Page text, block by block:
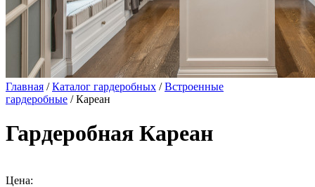
Главная /Каталог гардеробных /Встроенные
гардеробные / Кареан
Гардеробная Кареан
Цена: